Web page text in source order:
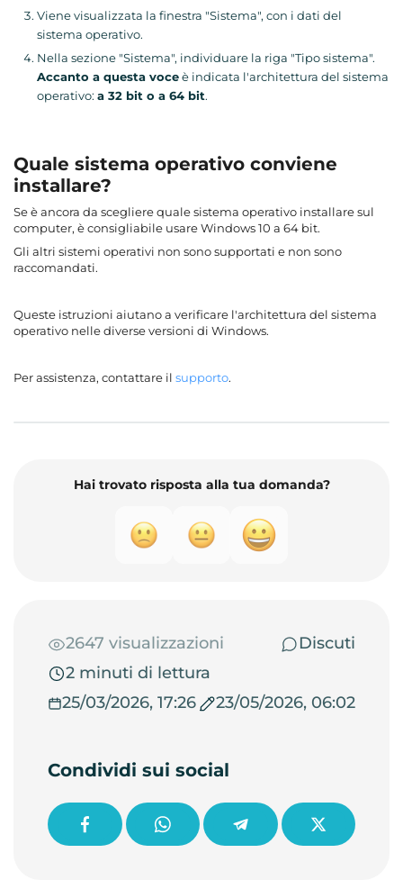
Viene visualizzata la finestra "Sistema", con i dati del
sistema operativo.
Nella sezione "Sistema", individuare la riga "Tipo sistema".
Accanto a questa voceè indicata l'architettura del sistema
operativo: a 32 bit o a 64 bit.
Quale sistema operativo conviene
installare?
Se è ancora da scegliere quale sistema operativo installare sul
computer, è consigliabile usare Windows 10 a 64 bit.
Gli altri sistemi operativi non sono supportati e non sono
raccomandati.
Queste istruzioni aiutano a verificare l'architettura del sistema
operativo nelle diverse versioni di Windows.
Per assistenza, contattare il supporto.
Hai trovato risposta alla tua domanda?
2647 visualizzazioni
Discuti
2 minuti di lettura
25/03/2026, 17:26
23/05/2026, 06:02
Condividi sui social